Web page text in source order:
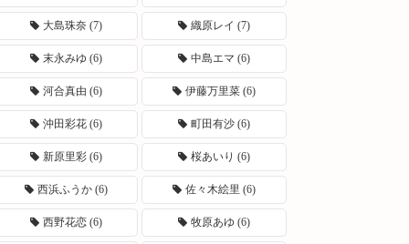
大島珠奈(7) 織原レイ (7)
末永みゆ (6) 中島エマ (6)
河合真由 (6) 伊藤万里菜 (6)
沖田彩花(6) 町田有沙 (6)
新原里彩(6) 桜あいり (6)
西浜ふうか(6) 佐々木絵里 (6)
西野花恋(6) 牧原あゆ (6)